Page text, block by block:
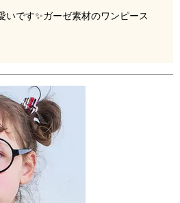
いです✨ガーゼ素材のワンピース